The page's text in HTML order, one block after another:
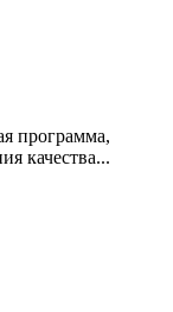
программа,
качества...